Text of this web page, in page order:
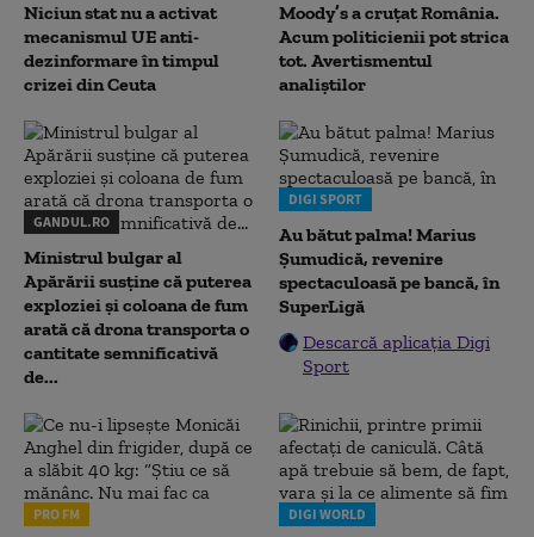
Niciun stat nu a activat
mecanismul UE anti-
dezinformare în timpul
crizei din Ceuta
Moody’s a cruțat România.
Acum politicienii pot strica
tot. Avertismentul
analiștilor
GANDUL.RO
Ministrul bulgar al
Apărării susține că puterea
exploziei și coloana de fum
arată că drona transporta o
cantitate semnificativă
de...
DIGI SPORT
Au bătut palma! Marius
Șumudică, revenire
spectaculoasă pe bancă, în
SuperLigă
Descarcă aplicația Digi
Sport
PRO FM DIGI WORLD